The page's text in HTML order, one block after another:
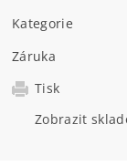
Kategorie
Záruka
Tisk
Zobrazit